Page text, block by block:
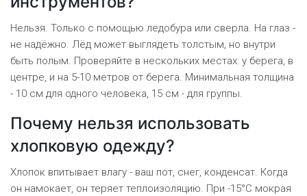
Нельзя. Только с помощью ледобура или сверла. На глаз -
не надёжно. Лёд может выглядеть толстым, но внутри
быть полым. Проверяйте в нескольких местах: у берега, в
центре, и на 5-10 метров от берега. Минимальная толщина
- 10 см для одного человека, 15 см - для группы.
Почему нельзя использовать
хлопковую одежду?
Хлопок впитывает влагу - ваш пот, снег, конденсат. Когда
он намокает, он теряет теплоизоляцию. При -15°C мокрая